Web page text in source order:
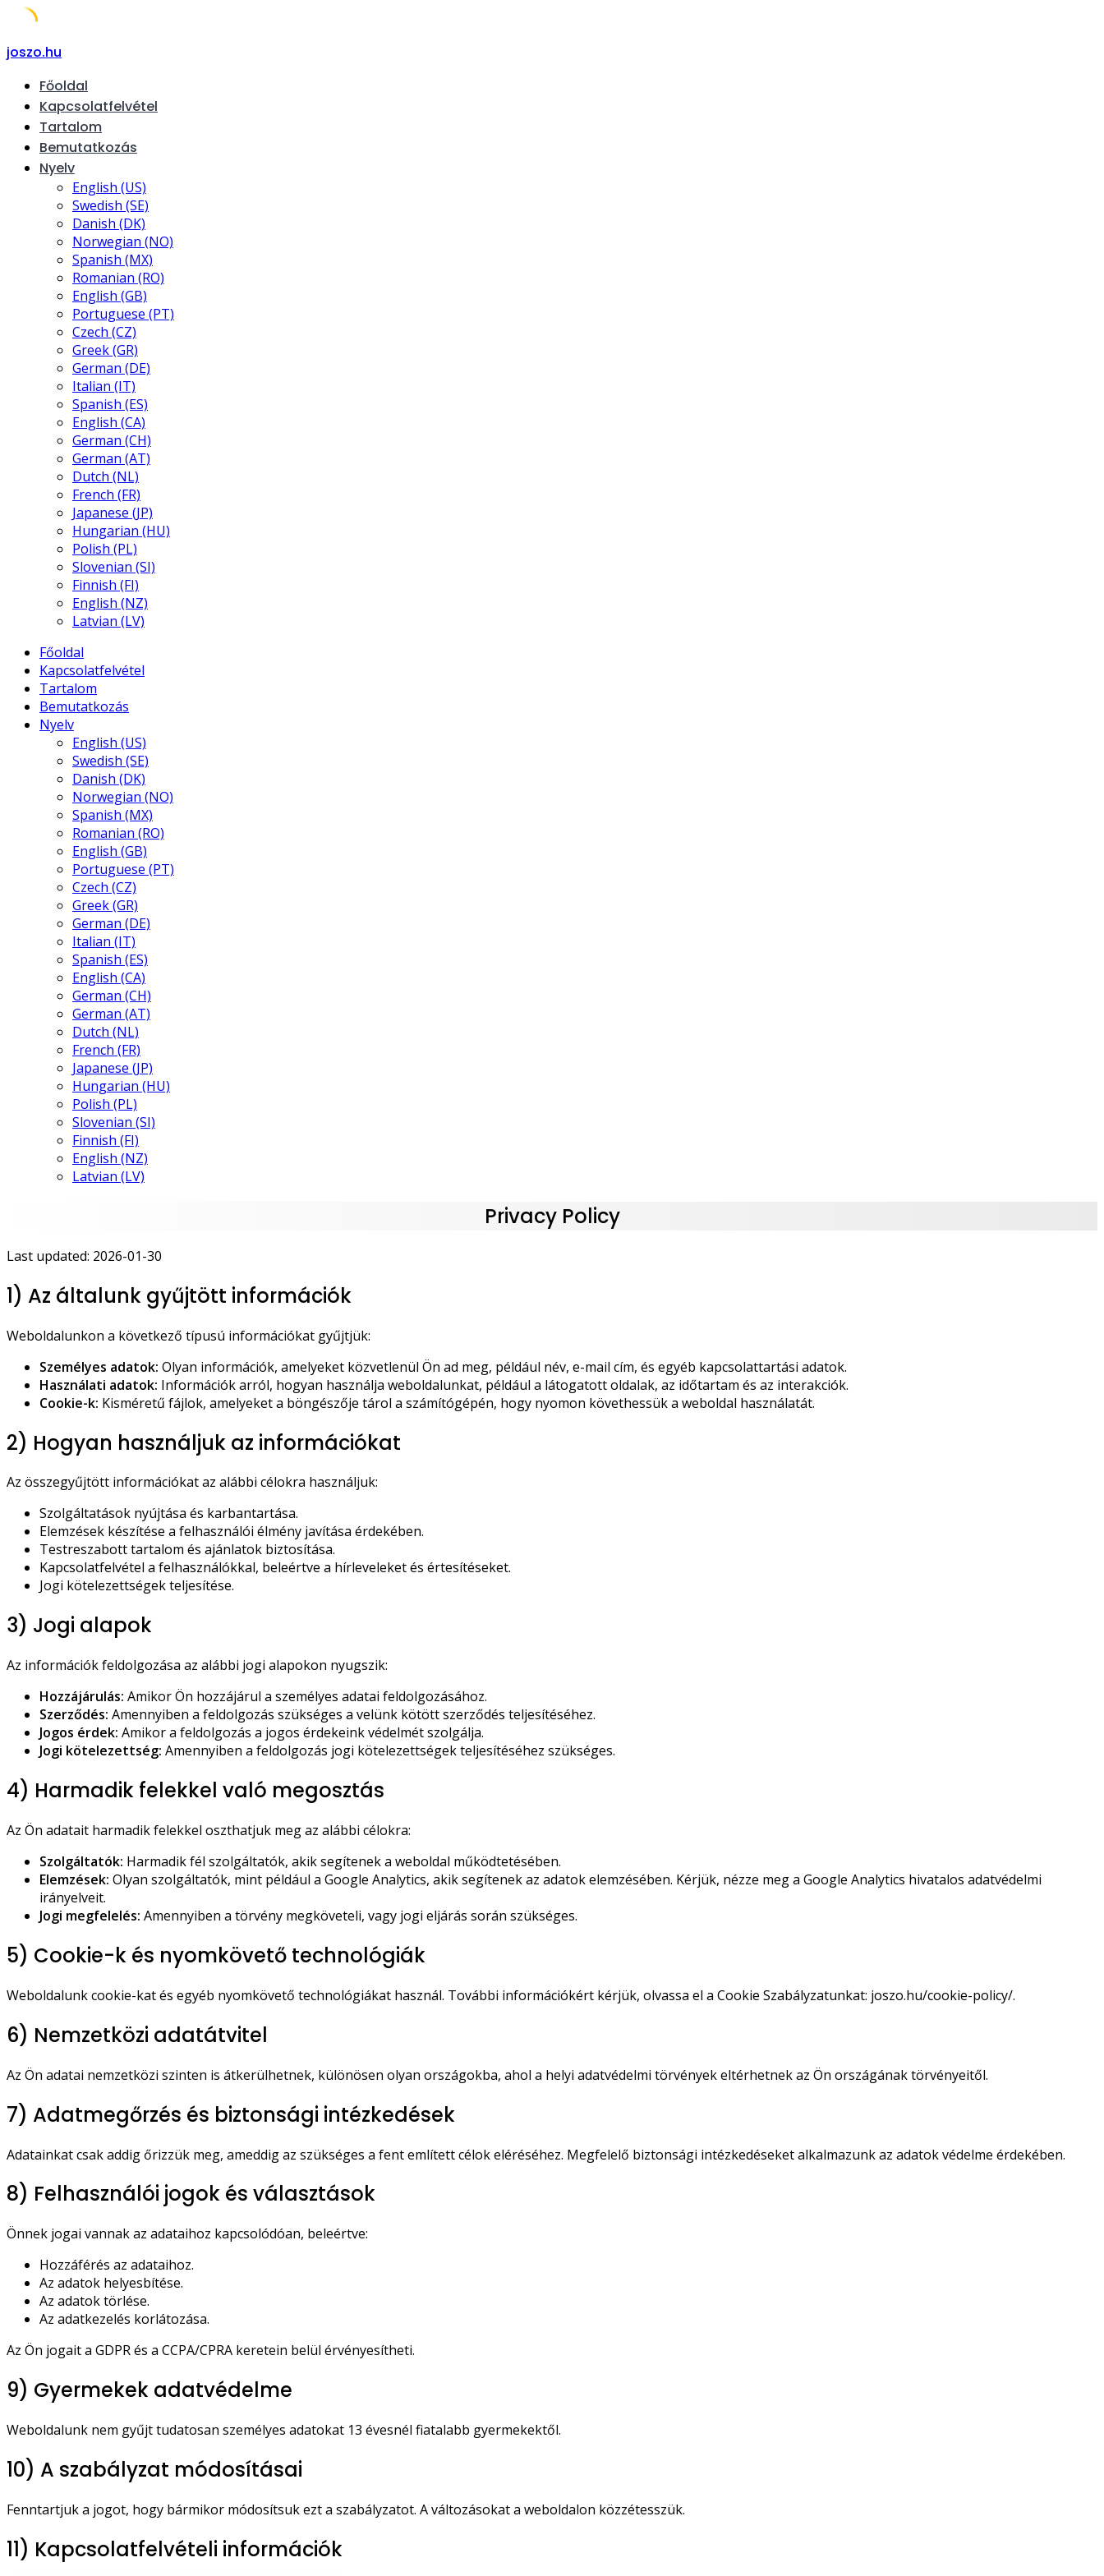
Skip
content
joszo.hu
Főoldal
Kapcsolatfelvétel
Tartalom
Bemutatkozás
Nyelv
English (US)
Swedish (SE)
Danish (DK)
Norwegian (NO)
Spanish (MX)
Romanian (RO)
English (GB)
Portuguese (PT)
Czech (CZ)
Greek (GR)
German (DE)
Italian (IT)
Spanish (ES)
English (CA)
German (CH)
German (AT)
Dutch (NL)
French (FR)
Japanese (JP)
Hungarian (HU)
Polish (PL)
Slovenian (SI)
Finnish (FI)
English (NZ)
Latvian (LV)
Főoldal
Kapcsolatfelvétel
Tartalom
Bemutatkozás
Nyelv
English (US)
Swedish (SE)
Danish (DK)
Norwegian (NO)
Spanish (MX)
Romanian (RO)
English (GB)
Portuguese (PT)
Czech (CZ)
Greek (GR)
German (DE)
Italian (IT)
Spanish (ES)
English (CA)
German (CH)
German (AT)
Dutch (NL)
French (FR)
Japanese (JP)
Hungarian (HU)
Polish (PL)
Slovenian (SI)
Finnish (FI)
English (NZ)
Latvian (LV)
Privacy Policy
Last updated: 2026-01-30
1) Az általunk gyűjtött információk
Weboldalunkon a következő típusú információkat gyűjtjük:
Személyes adatok: Olyan információk, amelyeket közvetlenül Ön ad meg, például név, e-mail cím, és egyéb kapcsolattartási adatok.
Használati adatok: Információk arról, hogyan használja weboldalunkat, például a látogatott oldalak, az időtartam és az interakciók.
Cookie-k: Kisméretű fájlok, amelyeket a böngészője tárol a számítógépén, hogy nyomon követhessük a weboldal használatát.
2) Hogyan használjuk az információkat
Az összegyűjtött információkat az alábbi célokra használjuk:
Szolgáltatások nyújtása és karbantartása.
Elemzések készítése a felhasználói élmény javítása érdekében.
Testreszabott tartalom és ajánlatok biztosítása.
Kapcsolatfelvétel a felhasználókkal, beleértve a hírleveleket és értesítéseket.
Jogi kötelezettségek teljesítése.
3) Jogi alapok
Az információk feldolgozása az alábbi jogi alapokon nyugszik:
Hozzájárulás: Amikor Ön hozzájárul a személyes adatai feldolgozásához.
Szerződés: Amennyiben a feldolgozás szükséges a velünk kötött szerződés teljesítéséhez.
Jogos érdek: Amikor a feldolgozás a jogos érdekeink védelmét szolgálja.
Jogi kötelezettség: Amennyiben a feldolgozás jogi kötelezettségek teljesítéséhez szükséges.
4) Harmadik felekkel való megosztás
Az Ön adatait harmadik felekkel oszthatjuk meg az alábbi célokra:
Szolgáltatók: Harmadik fél szolgáltatók, akik segítenek a weboldal működtetésében.
Elemzések: Olyan szolgáltatók, mint például a Google Analytics, akik segítenek az adatok elemzésében. Kérjük, nézze meg a Google Analytics hivatalos adatvédelmi
irányelveit.
Jogi megfelelés: Amennyiben a törvény megköveteli, vagy jogi eljárás során szükséges.
5) Cookie-k és nyomkövető technológiák
Weboldalunk cookie-kat és egyéb nyomkövető technológiákat használ. További információkért kérjük, olvassa el a Cookie Szabályzatunkat: joszo.hu/cookie-policy/.
6) Nemzetközi adatátvitel
Az Ön adatai nemzetközi szinten is átkerülhetnek, különösen olyan országokba, ahol a helyi adatvédelmi törvények eltérhetnek az Ön országának törvényeitől.
7) Adatmegőrzés és biztonsági intézkedések
Adatainkat csak addig őrizzük meg, ameddig az szükséges a fent említett célok eléréséhez. Megfelelő biztonsági intézkedéseket alkalmazunk az adatok védelme érdekében.
8) Felhasználói jogok és választások
Önnek jogai vannak az adataihoz kapcsolódóan, beleértve:
Hozzáférés az adataihoz.
Az adatok helyesbítése.
Az adatok törlése.
Az adatkezelés korlátozása.
Az Ön jogait a GDPR és a CCPA/CPRA keretein belül érvényesítheti.
9) Gyermekek adatvédelme
Weboldalunk nem gyűjt tudatosan személyes adatokat 13 évesnél fiatalabb gyermekektől.
10) A szabályzat módosításai
Fenntartjuk a jogot, hogy bármikor módosítsuk ezt a szabályzatot. A változásokat a weboldalon közzétesszük.
11) Kapcsolatfelvételi információk